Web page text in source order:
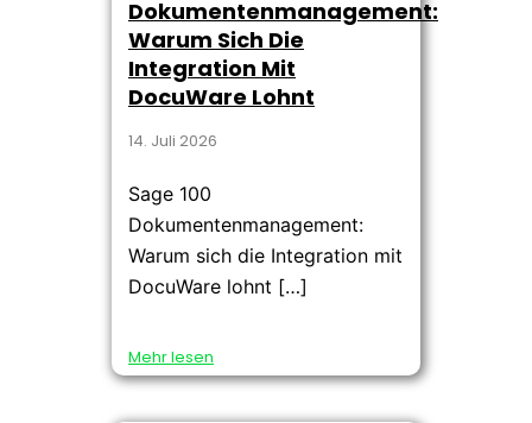
Dokumentenmanagement:
Warum Sich Die
Integration Mit
DocuWare Lohnt
14. Juli 2026
Sage 100
Dokumentenmanagement:
Warum sich die Integration mit
DocuWare lohnt […]
Mehr lesen